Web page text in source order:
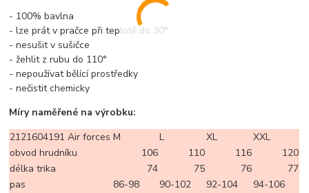
- 100% bavlna
- lze prát v pračce při teplotě do 30°
- nesušit v sušičce
- žehlit z rubu do 110°
- nepoužívat bělící prostředky
- nečistit chemicky
Míry naměřené na výrobku:
2121604191 Air forces M L XL
XXL
obvod hrudníku
106 110 116
120
délka trika
74 75 76
77
pas
86-98 90-102 92-104
94-106